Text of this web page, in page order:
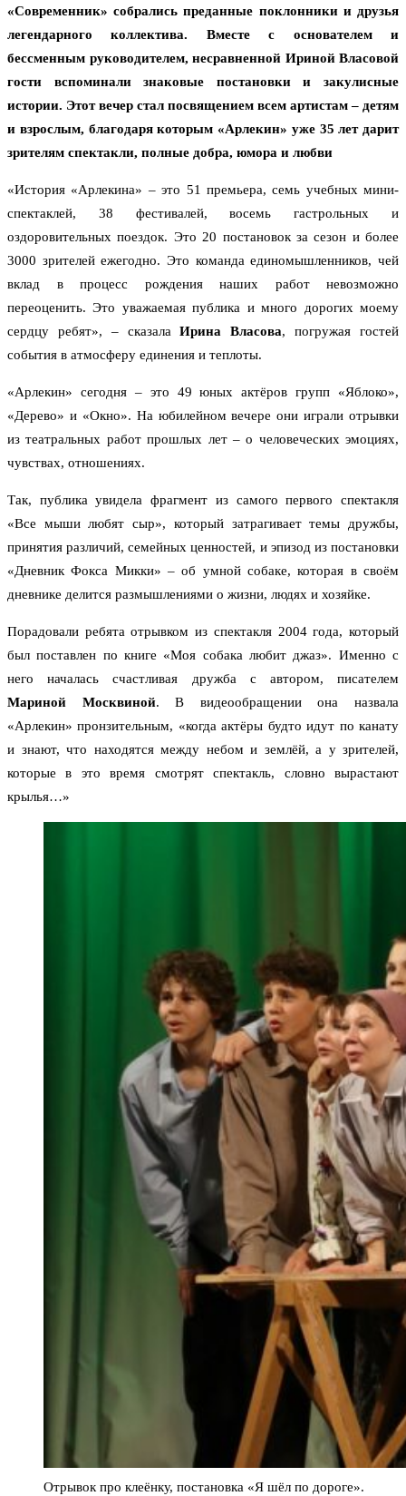
«Современник» собрались преданные поклонники и друзья
легендарного коллектива. Вместе с основателем и
бессменным руководителем, несравненной Ириной Власовой
гости вспоминали знаковые постановки и закулисные
истории. Этот вечер стал посвящением всем артистам – детям
и взрослым, благодаря которым «Арлекин» уже 35 лет дарит
зрителям спектакли, полные добра, юмора и любви
«История «Арлекина» – это 51 премьера, семь учебных мини-
спектаклей, 38 фестивалей, восемь гастрольных и
оздоровительных поездок. Это 20 постановок за сезон и более
3000 зрителей ежегодно. Это команда единомышленников, чей
вклад в процесс рождения наших работ невозможно
переоценить. Это уважаемая публика и много дорогих моему
сердцу ребят», – сказалаИрина Власова, погружая гостей
события в атмосферу единения и теплоты.
«Арлекин» сегодня – это 49 юных актёров групп «Яблоко»,
«Дерево» и «Окно». На юбилейном вечере они играли отрывки
из театральных работ прошлых лет – о человеческих эмоциях,
чувствах, отношениях.
Так, публика увидела фрагмент из самого первого спектакля
«Все мыши любят сыр», который затрагивает темы дружбы,
принятия различий, семейных ценностей, и эпизод из постановки
«Дневник Фокса Микки» – об умной собаке, которая в своём
дневнике делится размышлениями о жизни, людях и хозяйке.
Порадовали ребята отрывком из спектакля 2004 года, который
был поставлен по книге «Моя собака любит джаз». Именно с
него началась счастливая дружба с автором, писателем
Мариной Москвиной. В видеообращении она назвала
«Арлекин» пронзительным, «когда актёры будто идут по канату
и знают, что находятся между небом и землёй, а у зрителей,
которые в это время смотрят спектакль, словно вырастают
крылья…»
Отрывок про клеёнку, постановка «Я шёл по дороге».